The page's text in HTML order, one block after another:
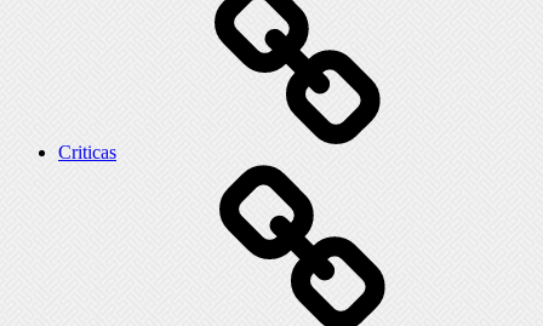
Criticas